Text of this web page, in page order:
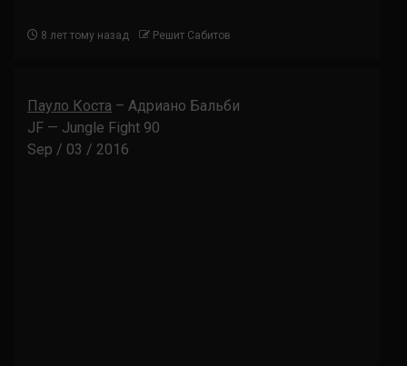
8 лет тому назад Решит Сабитов
Пауло Коста – Адриано Бальби
JF — Jungle Fight 90
Sep / 03 / 2016